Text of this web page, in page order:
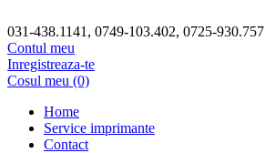
031-438.1141, 0749-103.402, 0725-930.757
Contul meu
Inregistreaza-te
Cosul meu (0)
Home
Service imprimante
Contact